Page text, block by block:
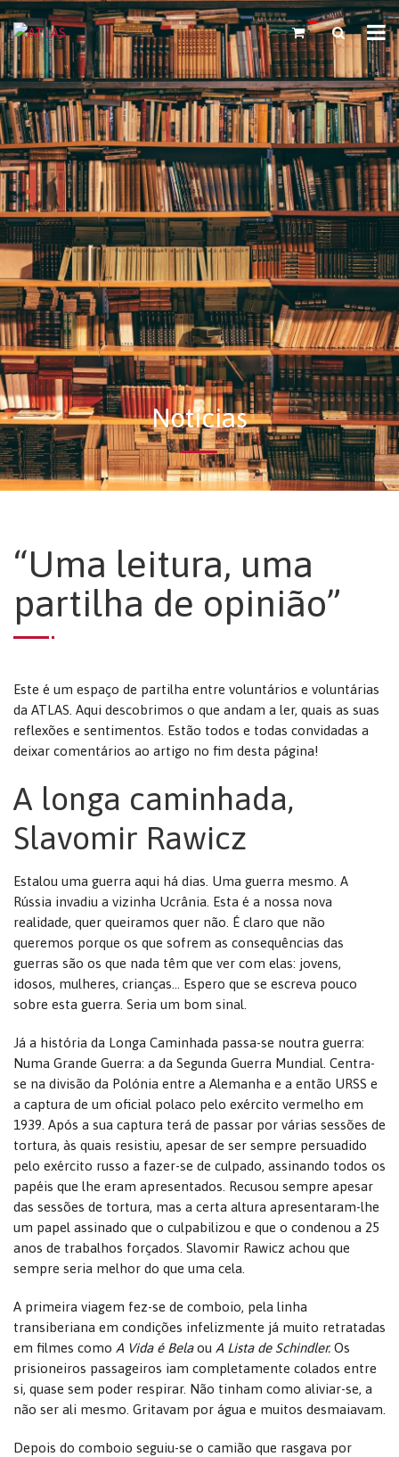
Notícias
“Uma leitura, uma
partilha de opinião”
Este é um espaço de partilha entre voluntários e voluntárias
da ATLAS. Aqui descobrimos o que andam a ler, quais as suas
reflexões e sentimentos. Estão todos e todas convidadas a
deixar comentários ao artigo no fim desta página!
A longa caminhada,
Slavomir Rawicz
Estalou uma guerra aqui há dias. Uma guerra mesmo. A
Rússia invadiu a vizinha Ucrânia. Esta é a nossa nova
realidade, quer queiramos quer não. É claro que não
queremos porque os que sofrem as consequências das
guerras são os que nada têm que ver com elas: jovens,
idosos, mulheres, crianças… Espero que se escreva pouco
sobre esta guerra. Seria um bom sinal.
Já a história da Longa Caminhada passa-se noutra guerra:
Numa Grande Guerra: a da Segunda Guerra Mundial. Centra-
se na divisão da Polónia entre a Alemanha e a então URSS e
a captura de um oficial polaco pelo exército vermelho em
1939. Após a sua captura terá de passar por várias sessões de
tortura, às quais resistiu, apesar de ser sempre persuadido
pelo exército russo a fazer-se de culpado, assinando todos os
papéis que lhe eram apresentados. Recusou sempre apesar
das sessões de tortura, mas a certa altura apresentaram-lhe
um papel assinado que o culpabilizou e que o condenou a 25
anos de trabalhos forçados. Slavomir Rawicz achou que
sempre seria melhor do que uma cela.
A primeira viagem fez-se de comboio, pela linha
transiberiana em condições infelizmente já muito retratadas
em filmes como A Vida é Belaou A Lista de Schindler. Os
prisioneiros passageiros iam completamente colados entre
si, quase sem poder respirar. Não tinham como aliviar-se, a
não ser ali mesmo. Gritavam por água e muitos desmaiavam.
Depois do comboio seguiu-se o camião que rasgava por